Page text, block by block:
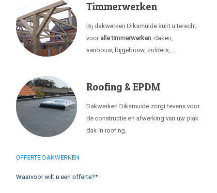
Timmerwerken
Bij dakwerken Diksmuide kunt u terecht
voor alle timmerwerken: daken,
aanbouw, bijgebouw, zolders, ...
Roofing & EPDM
Dakwerken Diksmuide zorgt tevens voor
de constructie en afwerking van uw plak
dak in roofing.
OFFERTE DAKWERKEN
Waarvoor wilt u een offerte?*